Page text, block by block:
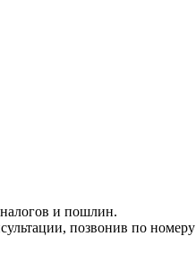
и пошлин.
позвонив по номеру